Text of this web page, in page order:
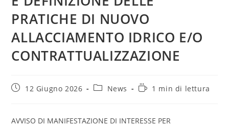
PRATICHE DI NUOVO
ALLACCIAMENTO IDRICO E/O
CONTRATTUALIZZAZIONE
Articolo12 Giugno 2026
Categoria
News
Tempo1 min di lettura
AVVISO DI MANIFESTAZIONE DI INTERESSE PER